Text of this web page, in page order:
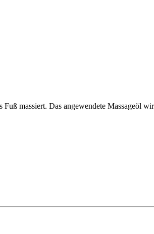
massiert. Das angewendete Massageöl